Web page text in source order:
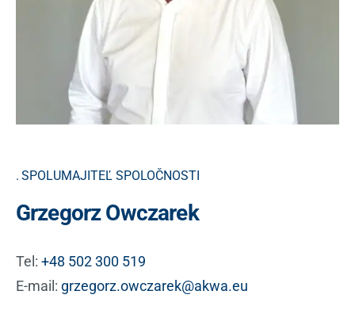
SPOLUMAJITEĽ SPOLOČNOSTI
Grzegorz Owczarek
Tel: +48 502 300 519
E-mail: grzegorz.owczarek@akwa.eu